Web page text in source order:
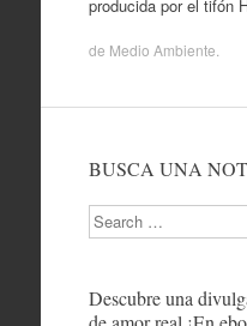
producida por el tifón
de Medio Ambiente
BUSCA UNA
Search
Descubre una